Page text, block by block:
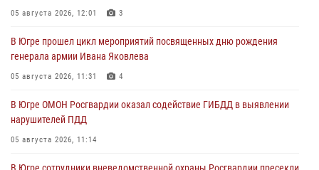
05 августа 2026, 12:01 3
В Югре прошел цикл мероприятий посвященных дню рождения
генерала армии Ивана Яковлева
05 августа 2026, 11:31 4
В Югре ОМОН Росгвардии оказал содействие ГИБДД в выявлении
нарушителей ПДД
05 августа 2026, 11:14